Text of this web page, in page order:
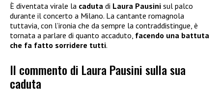
È diventata virale la caduta di Laura Pausini sul palco
durante il concerto a Milano. La cantante romagnola
tuttavia, con l’ironia che da sempre la contraddistingue, è
tornata a parlare di quanto accaduto, facendo una battuta
che fa fatto sorridere tutti.
Il commento di Laura Pausini sulla sua
caduta